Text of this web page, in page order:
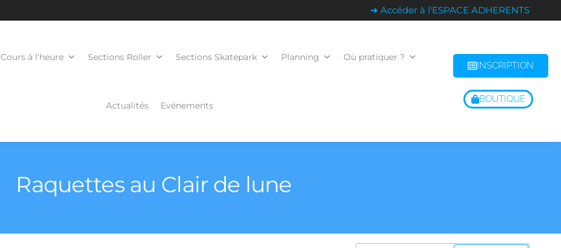
➔ Accéder à l'ESPACE ADHERENTS
Cours à l'heure Sections Roller Sections Skatepark Planning Où pratiquer ?
Actualités Evénements
INSCRIPTION
BOUTIQUE
Raquettes au Clair de lune